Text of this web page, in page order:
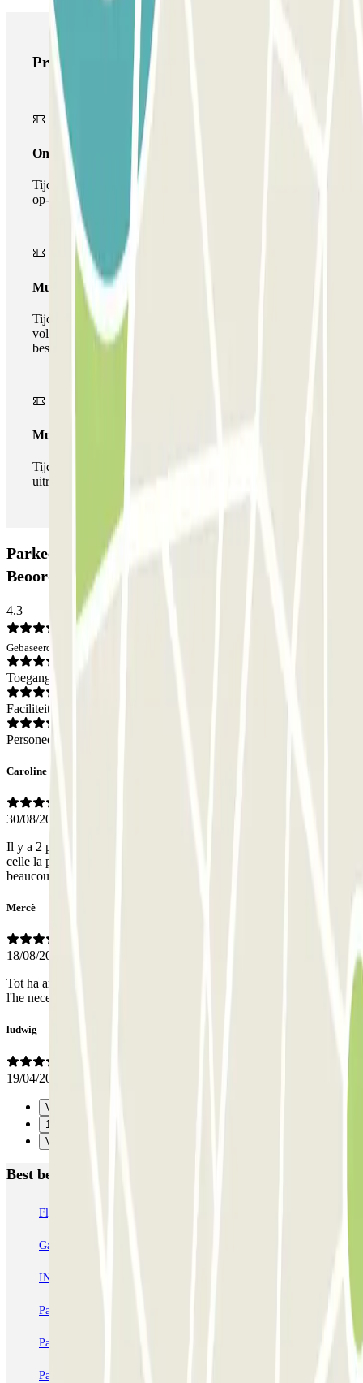
Producten van Parclick
Onepass
Tijdens je verblijf kun je de parkeerplaats maar één keer
op- en afrijden.
Multiparking pass
Tijdens uw verblijf kunt u gebruik maken van het
volledige netwerk van parkeergarages van deze operator,
beschikbaar bij Parclick.
Multipass
Tijdens je verblijf kun je de parkeerplaats zo vaak in- en
uitrijden als je wilt.
Parkeergarage ParkBee Etterbeek Plaine:
Beoordelingen
4.3
Gebaseerd op 3 meningen
Toegang
Faciliteiten
Personeel
Caroline
30/08/2025
Il y a 2 portes dans ce parking. Merci de bien préciser qu'il s'agit de
celle la plus éloignée soit la deuxième. Sinon très bon parking
beaucoup de places libres faciles d'accès.
Mercè
18/08/2025
Tot ha anat perfecte. Del personal no dic res perquè no hi ha I no
l'he necessitat
ludwig
19/04/2025
Vorige
1
Verzenden
Best beoordeelde parkeergarages in Brussel
Fly Parking - Aéroport Bruxelles Zaventem
Gare de Bruxelles-Midi ECTOR - Service Voiturier
INDIGO Brussel Royal
ParkBee Etterbeek Plaine
ParkBee Linthout Sint-Michel
ParkBee Rue de la Longue Haie